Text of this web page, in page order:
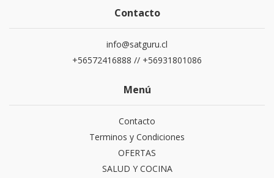
Contacto
info@satguru.cl
+56572416888 // +56931801086
Menú
Contacto
Terminos y Condiciones
OFERTAS
SALUD Y COCINA